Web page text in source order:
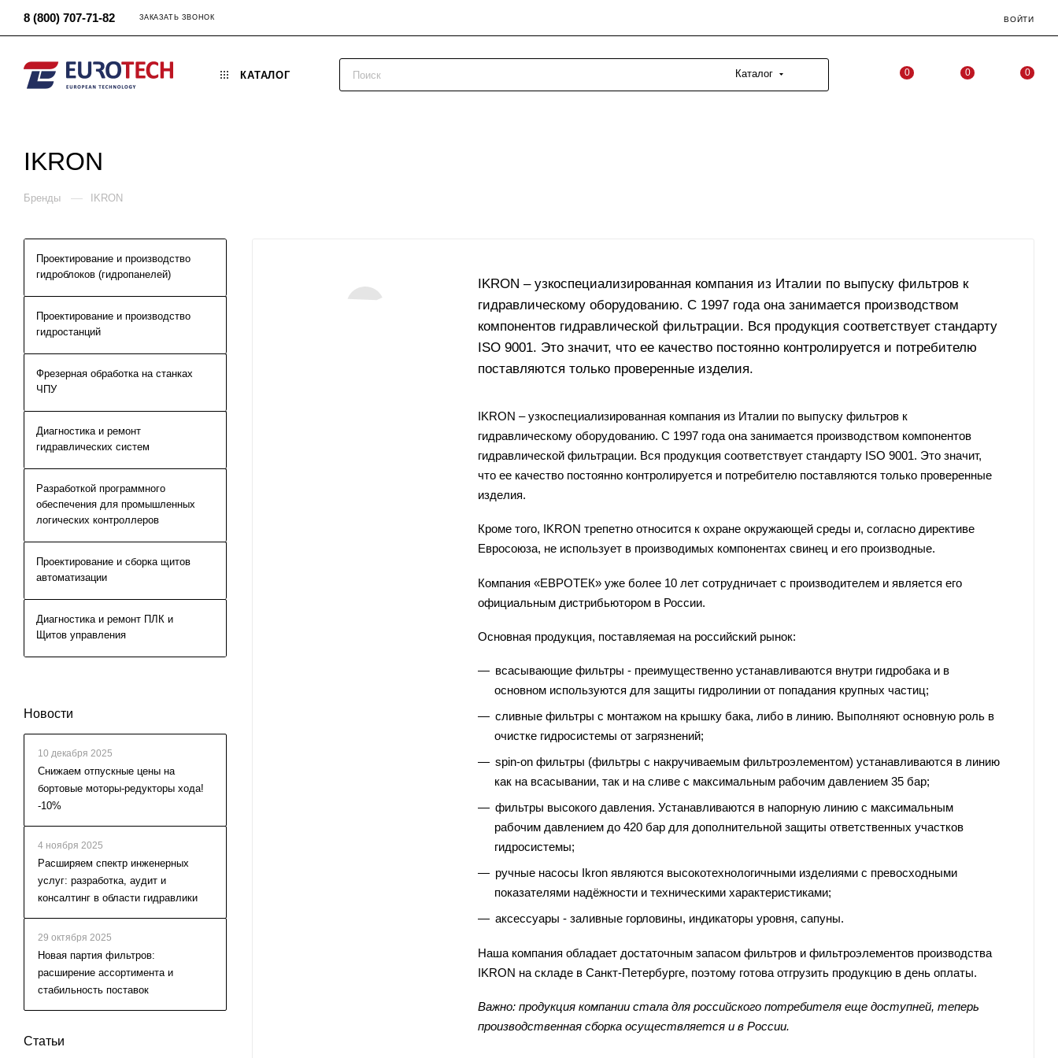
8 (800) 707-71-82 ЗАКАЗАТЬ ЗВОНОК ВОЙТИ
КАТАЛОГ Каталог 0 0 0
IKRON
Бренды — IKRON
IKRON – узкоспециализированная компания из Италии по выпуску фильтров к
гидравлическому оборудованию. С 1997 года она занимается производством
компонентов гидравлической фильтрации. Вся продукция соответствует стандарту
ISO 9001. Это значит, что ее качество постоянно контролируется и потребителю
поставляются только проверенные изделия.
IKRON – узкоспециализированная компания из Италии по выпуску фильтров к
гидравлическому оборудованию. С 1997 года она занимается производством компонентов
гидравлической фильтрации. Вся продукция соответствует стандарту ISO 9001. Это значит,
что ее качество постоянно контролируется и потребителю поставляются только проверенные
изделия.
Кроме того, IKRON трепетно относится к охране окружающей среды и, согласно директиве
Евросоюза, не использует в производимых компонентах свинец и его производные.
Компания «ЕВРОТЕК» уже более 10 лет сотрудничает с производителем и является его
официальным дистрибьютором в России.
Основная продукция, поставляемая на российский рынок:
всасывающие фильтры - преимущественно устанавливаются внутри гидробака и в
основном используются для защиты гидролинии от попадания крупных частиц;
сливные фильтры с монтажом на крышку бака, либо в линию. Выполняют основную роль в
очистке гидросистемы от загрязнений;
spin-on фильтры (фильтры с накручиваемым фильтроэлементом) устанавливаются в линию
как на всасывании, так и на сливе с максимальным рабочим давлением 35 бар;
фильтры высокого давления. Устанавливаются в напорную линию с максимальным
рабочим давлением до 420 бар для дополнительной защиты ответственных участков
гидросистемы;
ручные насосы Ikron являются высокотехнологичными изделиями с превосходными
показателями надёжности и техническими характеристиками;
аксессуары - заливные горловины, индикаторы уровня, сапуны.
Наша компания обладает достаточным запасом фильтров и фильтроэлементов производства
IKRON на складе в Санкт-Петербурге, поэтому готова отгрузить продукцию в день оплаты.
Важно: продукция компании стала для российского потребителя еще доступней, теперь
производственная сборка осуществляется и в России.
Проектирование и производство
гидроблоков (гидропанелей)
Проектирование и производство
гидростанций
Фрезерная обработка на станках
ЧПУ
Диагностика и ремонт
гидравлических систем
Разработкой программного
обеспечения для промышленных
логических контроллеров
Проектирование и сборка щитов
автоматизации
Диагностика и ремонт ПЛК и
Щитов управления
Новости
10 декабря 2025
Cнижаем отпускные цены на
бортовые моторы-редукторы хода!
-10%
4 ноября 2025
Расширяем спектр инженерных
услуг: разработка, аудит и
консалтинг в области гидравлики
29 октября 2025
Новая партия фильтров:
расширение ассортимента и
стабильность поставок
Статьи